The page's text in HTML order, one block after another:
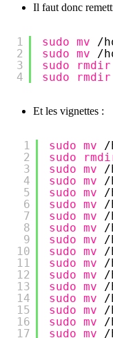
Il faut donc
1
2
3
4
sudo mv /
sudo mv
/
sudo
rmdir
sudo
rmdir
Et les vignettes :
1
2
3
4
5
6
7
8
9
10
11
12
13
14
15
16
17
sudo mv /
sudo
sudo mv /
sudo mv /
sudo mv /
sudo mv /
sudo mv /
sudo mv /
sudo mv /
sudo mv /
sudo mv /
sudo mv /
sudo mv /
sudo mv /
sudo mv /
sudo mv /
sudo mv /